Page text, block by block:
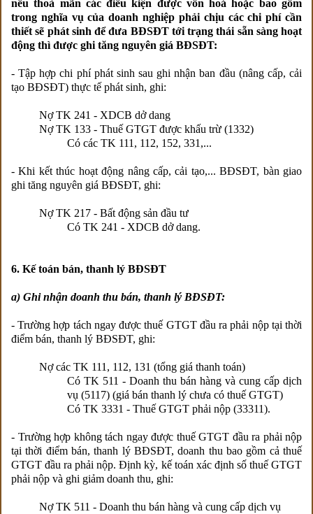
nếu thoả mãn các điều kiện được vốn hoá hoặc bao gồm
trong nghĩa vụ của doanh nghiệp phải chịu các chi phí cần
thiết sẽ phát sinh để đưa BĐSĐT tới trạng thái sẵn sàng hoạt
động thì được ghi tăng nguyên giá BĐSĐT:
- Tập hợp chi phí phát sinh sau ghi nhận ban đầu (nâng cấp, cải
tạo BĐSĐT) thực tế phát sinh, ghi:
Nợ TK 241 - XDCB dở dang
Nợ TK 133 - Thuế GTGT được khấu trừ (1332)
Có các TK 111, 112, 152, 331,...
- Khi kết thúc hoạt động nâng cấp, cải tạo,... BĐSĐT, bàn giao
ghi tăng nguyên giá BĐSĐT, ghi:
Nợ TK 217 - Bất động sản đầu tư
Có TK 241 - XDCB dở dang.
6. Kế toán bán, thanh lý BĐSĐT
a) Ghi nhận doanh thu bán, thanh lý BĐSĐT:
- Trường hợp tách ngay được thuế GTGT đầu ra phải nộp tại thời
điểm bán, thanh lý BĐSĐT, ghi:
Nợ các TK 111, 112, 131 (tổng giá thanh toán)
Có TK 511 - Doanh thu bán hàng và cung cấp dịch
vụ (5117) (giá bán thanh lý chưa có thuế GTGT)
Có TK 3331 - Thuế GTGT phải nộp (33311).
- Trường hợp không tách ngay được thuế GTGT đầu ra phải nộp
tại thời điểm bán, thanh lý BĐSĐT, doanh thu bao gồm cả thuế
GTGT đầu ra phải nộp. Định kỳ, kế toán xác định số thuế GTGT
phải nộp và ghi giảm doanh thu, ghi:
Nợ TK 511 - Doanh thu bán hàng và cung cấp dịch vụ